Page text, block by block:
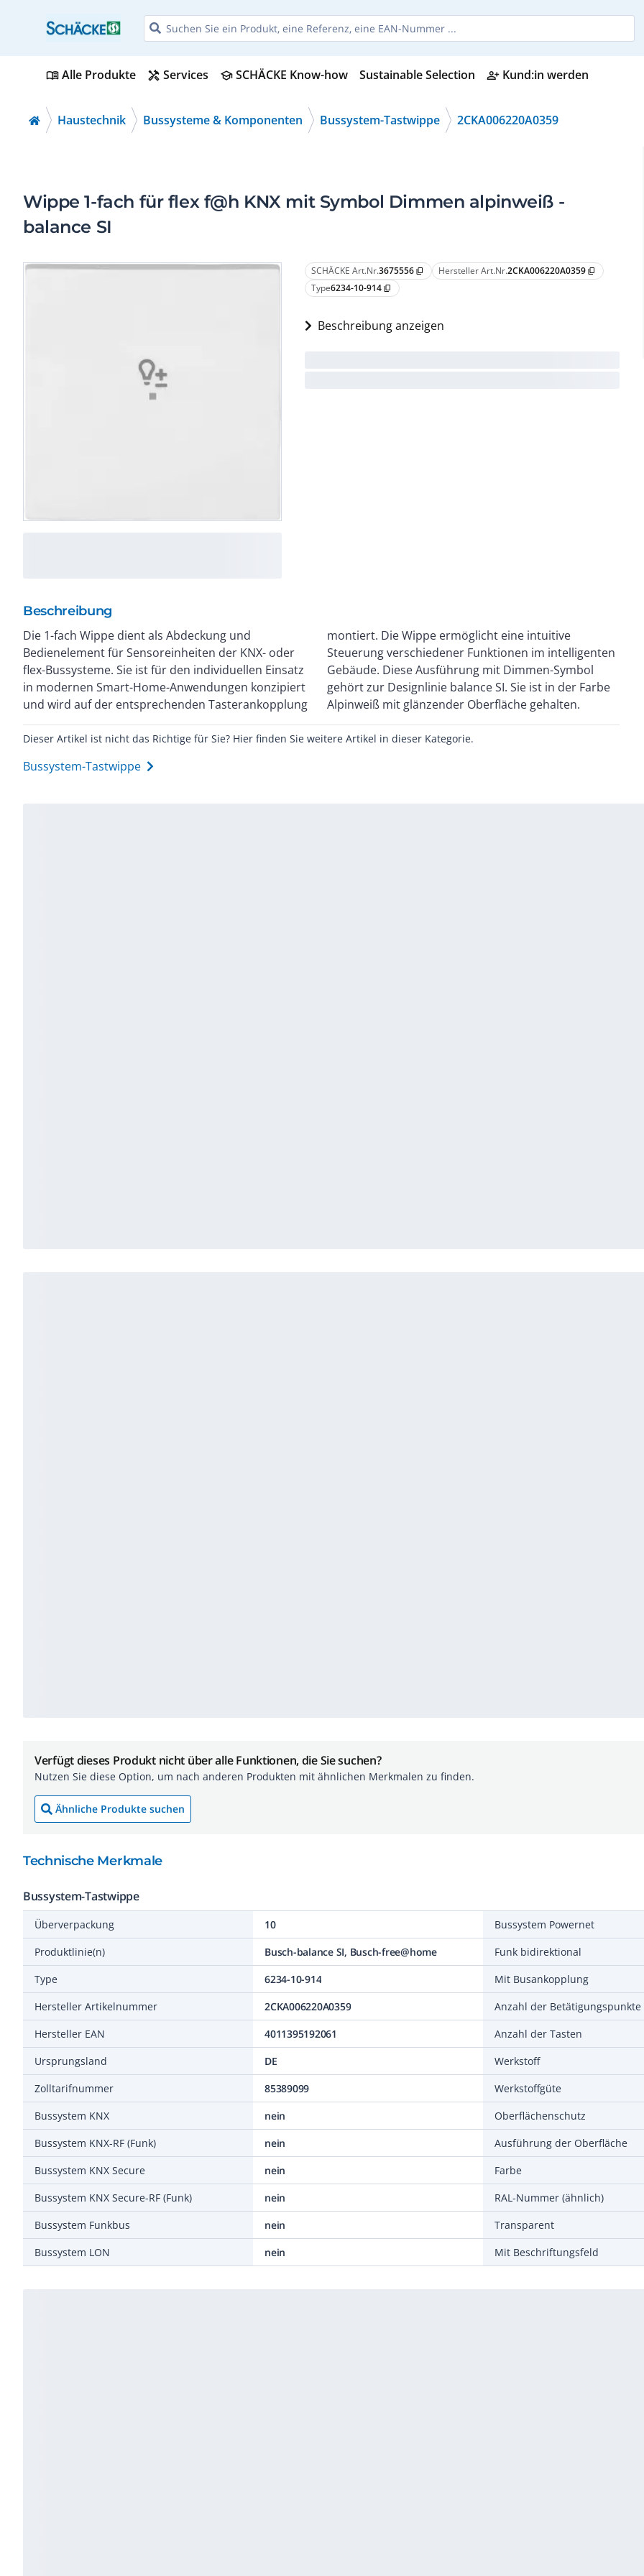
menu_bookAlle Produkte handyman Services schoolSCHÄCKE Know-how Sustainable Selection person_add_alt Kund:in werden
Haustechnik Bussysteme & Komponenten Bussystem-Tastwippe 2CKA006220A0359
Wippe 1-fach für flex f@h KNX mit Symbol Dimmen alpinweiß -
balance SI
SCHÄCKE Art.Nr.3675556 content_copy Hersteller Art.Nr.2CKA006220A0359 content_copy
Type6234-10-914 content_copy
Beschreibung anzeigen
Beschreibung
Die 1-fach Wippe dient als Abdeckung und
Bedienelement für Sensoreinheiten der KNX- oder
flex-Bussysteme. Sie ist für den individuellen Einsatz
in modernen Smart-Home-Anwendungen konzipiert
und wird auf der entsprechenden Tasterankopplung
montiert. Die Wippe ermöglicht eine intuitive
Steuerung verschiedener Funktionen im intelligenten
Gebäude. Diese Ausführung mit Dimmen-Symbol
gehört zur Designlinie balance SI. Sie ist in der Farbe
Alpinweiß mit glänzender Oberfläche gehalten.
Dieser Artikel ist nicht das Richtige für Sie? Hier finden Sie weitere Artikel in dieser Kategorie.
Bussystem-Tastwippe
Verfügt dieses Produkt nicht über alle Funktionen, die Sie suchen?
Nutzen Sie diese Option, um nach anderen Produkten mit ähnlichen Merkmalen zu finden.
Ähnliche Produkte suchen
Technische Merkmale
Bussystem-Tastwippe
Überverpackung
10
Produktlinie(n)
Busch-balance SI, Busch-free@home
Type
6234-10-914
Hersteller Artikelnummer
2CKA006220A0359
Hersteller EAN
4011395192061
Ursprungsland
DE
Zolltarifnummer
85389099
Bussystem KNX
nein
Bussystem KNX-RF (Funk)
nein
Bussystem KNX Secure
nein
Bussystem KNX Secure-RF (Funk)
nein
Bussystem Funkbus
nein
Bussystem LON
nein
Bussystem Powernet
Funk bidirektional
Mit Busankopplung
Anzahl der Betätigungspunkte
Anzahl der Tasten
Werkstoff
Werkstoffgüte
Oberflächenschutz
Ausführung der Oberfläche
Farbe
RAL-Nummer (ähnlich)
Transparent
Mit Beschriftungsfeld